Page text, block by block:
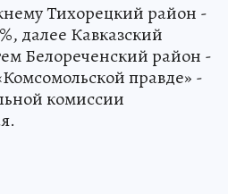
Тихорецкий район -
далее Кавказский
Белореченский район -
правде» -
комиссии